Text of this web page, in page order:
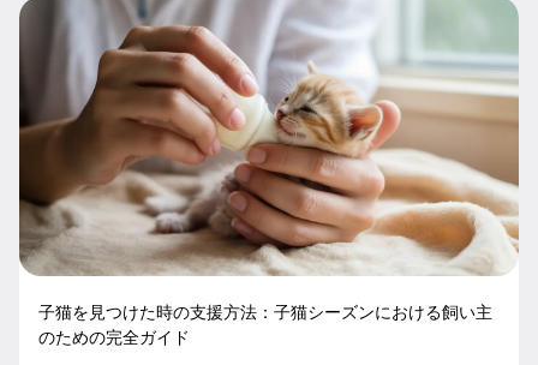
子猫を見つけた時の支援方法：子猫シーズンにおける飼い主
のための完全ガイド